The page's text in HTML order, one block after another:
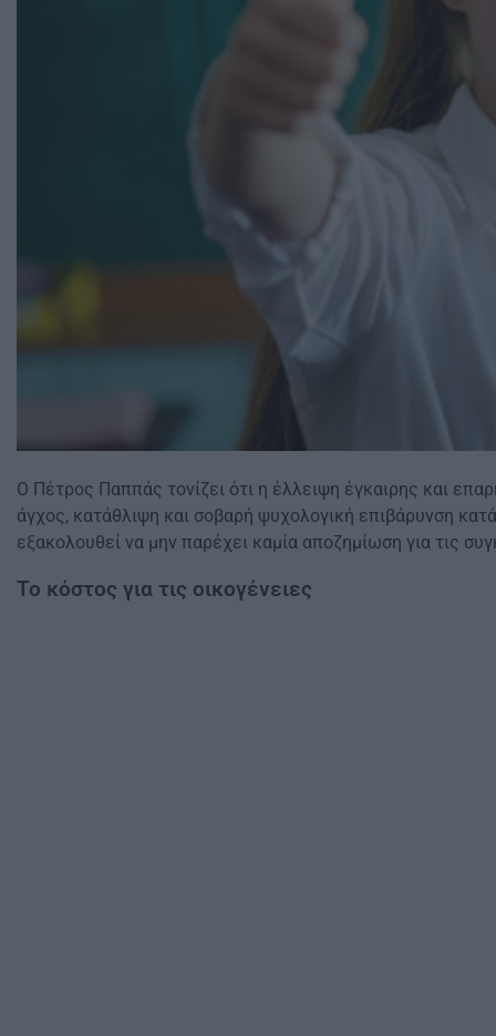
Ο Πέτρος Παππάς τονίζει ότι η έλλειψη έγκαιρης και
άγχος, κατάθλιψη και σοβαρή ψυχολογική επιβάρυνση
εξακολουθεί να μην παρέχει καμία αποζημίωση για τις
Το κόστος για τις οικογένειες